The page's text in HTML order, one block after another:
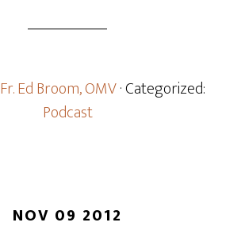
Fr. Ed Broom, OMV· Categorized:
Podcast
NOV 09 2012